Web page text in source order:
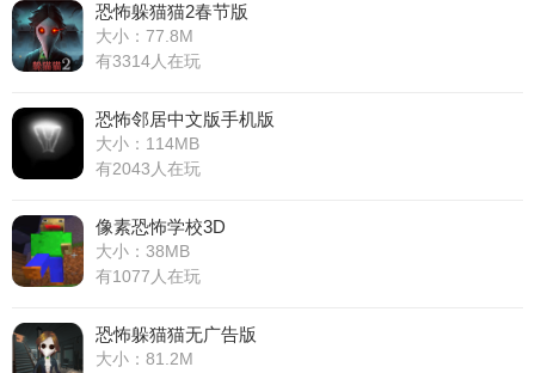
恐怖躲猫猫2春节版
大小：77.8M
有3314人在玩
恐怖邻居中文版手机版
大小：114MB
有2043人在玩
像素恐怖学校3D
大小：38MB
有1077人在玩
恐怖躲猫猫无广告版
大小：81.2M